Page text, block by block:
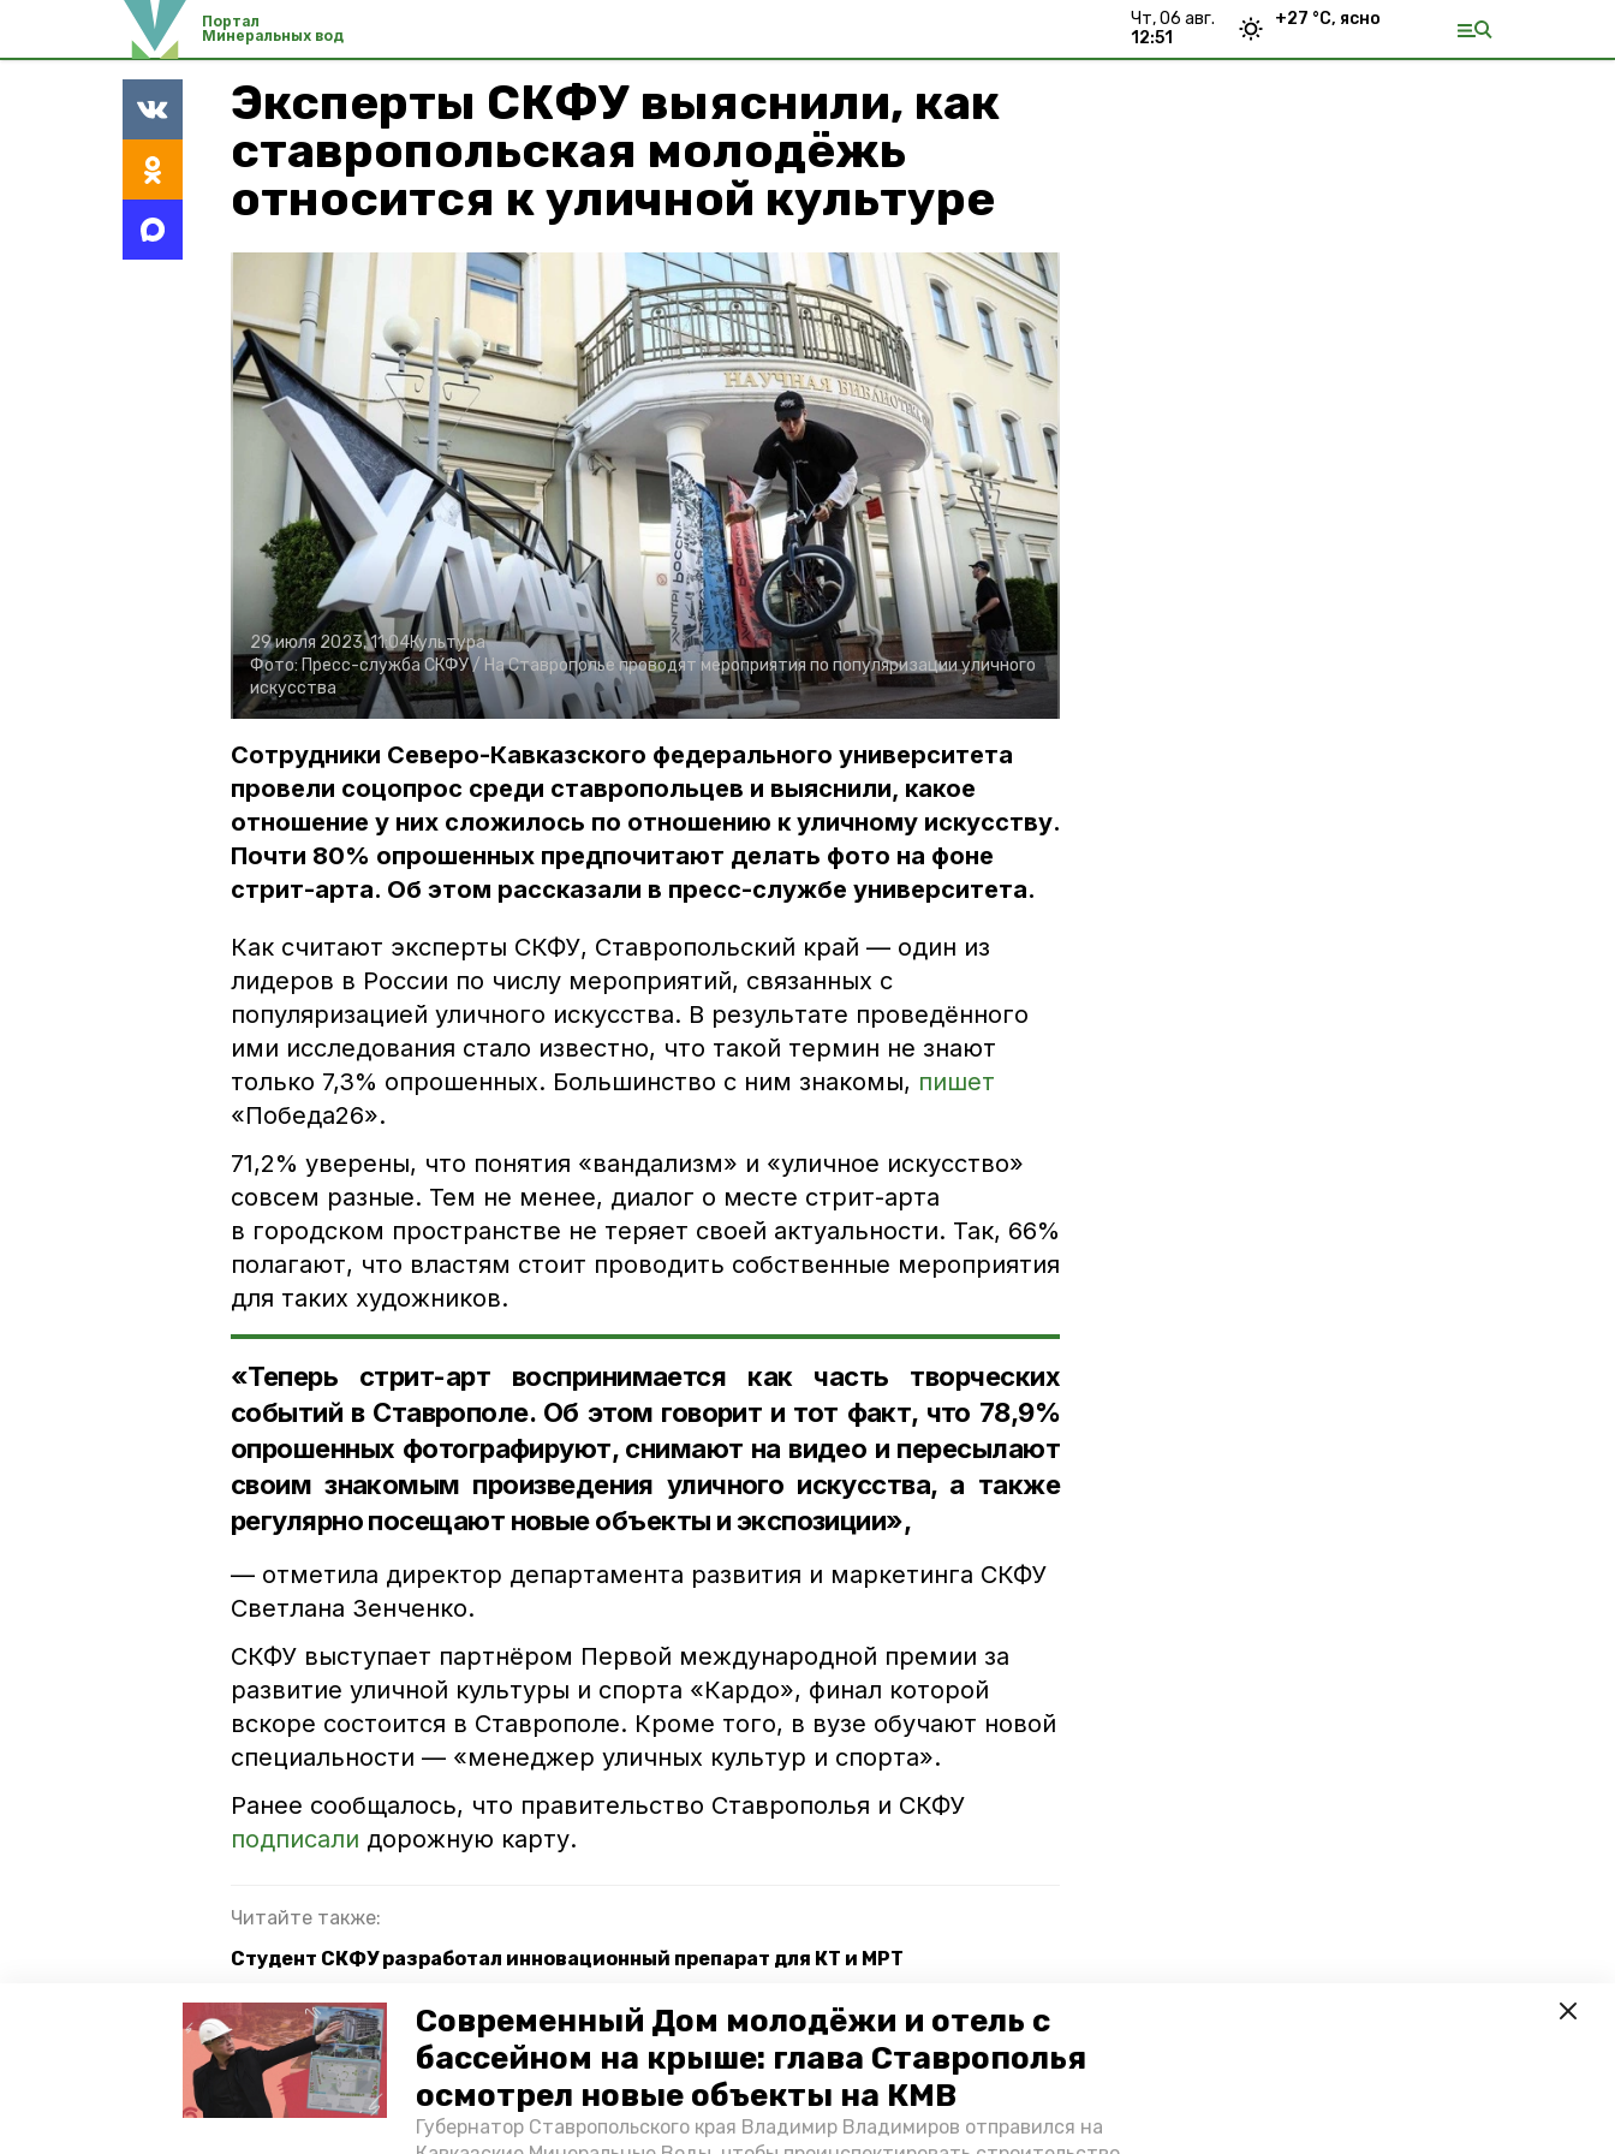
Современный Дом молодёжи и отель с
бассейном на крыше: глава Ставрополья
осмотрел новые объекты на КМВ
Губернатор Ставропольского края Владимир Владимиров отправился на
Портал
Минеральных вод
чт, 06 авг.
12:51
+27 °С, ясно
Эксперты СКФУ выяснили, как
ставропольская молодёжь
относится к уличной культуре
29 июля 2023, 11:04Культура
Фото: Пресс-служба СКФУ / На Ставрополье проводят мероприятия по популяризации уличного
искусства
Сотрудники Северо-Кавказского федерального университета
провели соцопрос среди ставропольцев и выяснили, какое
отношение у них сложилось по отношению к уличному искусству.
Почти 80% опрошенных предпочитают делать фото на фоне
стрит-арта. Об этом рассказали в пресс-службе университета.
Как считают эксперты СКФУ, Ставропольский край — один из
лидеров в России по числу мероприятий, связанных с
популяризацией уличного искусства. В результате проведённого
ими исследования стало известно, что такой термин не знают
только 7,3% опрошенных. Большинство с ним знакомы, пишет
«Победа26».
71,2% уверены, что понятия «вандализм» и «уличное искусство»
совсем разные. Тем не менее, диалог о месте стрит-арта
в городском пространстве не теряет своей актуальности. Так, 66%
полагают, что властям стоит проводить собственные мероприятия
для таких художников.
«Теперь стрит-арт воспринимается как часть творческих
событий в Ставрополе. Об этом говорит и тот факт, что 78,9%
опрошенных фотографируют, снимают на видео и пересылают
своим знакомым произведения уличного искусства, а также
регулярно посещают новые объекты и экспозиции»,
— отметила директор департамента развития и маркетинга СКФУ
Светлана Зенченко.
СКФУ выступает партнёром Первой международной премии за
развитие уличной культуры и спорта «Кардо», финал которой
вскоре состоится в Ставрополе. Кроме того, в вузе обучают новой
специальности — «менеджер уличных культур и спорта».
Ранее сообщалось, что правительство Ставрополья и СКФУ
подписали дорожную карту.
Читайте также:
Студент СКФУ разработал инновационный препарат для КТ и МРТ
СКФУ развивает сотрудничество с палестинским вузом Аль-Истикляль
скфу ставрополье эксперты исследование уличная культура
уличное искусство